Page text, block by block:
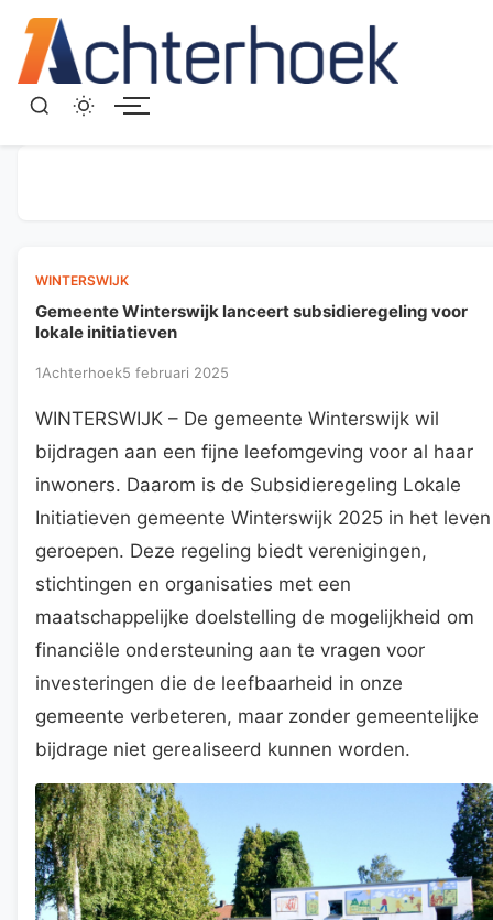
WINTERSWIJK
Gemeente Winterswijk lanceert subsidieregeling voor
lokale initiatieven
1Achterhoek5 februari 2025
WINTERSWIJK – De gemeente Winterswijk wil
bijdragen aan een fijne leefomgeving voor al haar
inwoners. Daarom is de Subsidieregeling Lokale
Initiatieven gemeente Winterswijk 2025 in het leven
geroepen. Deze regeling biedt verenigingen,
stichtingen en organisaties met een
maatschappelijke doelstelling de mogelijkheid om
financiële ondersteuning aan te vragen voor
investeringen die de leefbaarheid in onze
gemeente verbeteren, maar zonder gemeentelijke
bijdrage niet gerealiseerd kunnen worden.